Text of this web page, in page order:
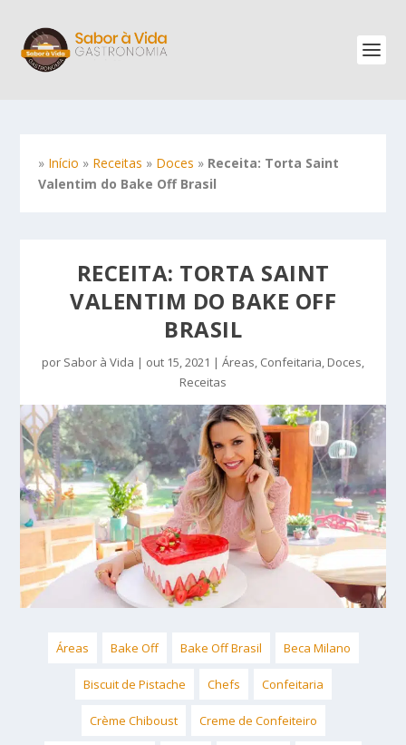
» Início » Receitas » Doces » Receita: Torta Saint
Valentim do Bake Off Brasil
RECEITA: TORTA SAINT
VALENTIM DO BAKE OFF
BRASIL
por Sabor à Vida | out 15, 2021 | Áreas, Confeitaria, Doces,
Receitas
Áreas Bake Off Bake Off Brasil Beca Milano
Biscuit de Pistache Chefs Confeitaria
Crème Chiboust Creme de Confeiteiro